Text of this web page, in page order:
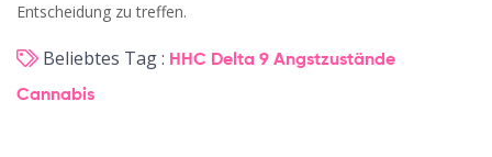
Entscheidung zu treffen.
Beliebtes Tag : HHC Delta 9 Angstzustände
Cannabis